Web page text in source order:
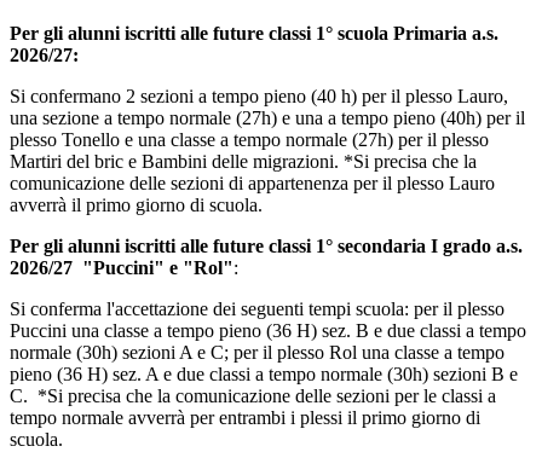
Per gli alunni iscritti alle future classi 1° scuola Primaria a.s.
2026/27:
Si confermano 2 sezioni a tempo pieno (40 h) per il plesso Lauro,
una sezione a tempo normale (27h) e una a tempo pieno (40h) per il
plesso Tonello e una classe a tempo normale (27h) per il plesso
Martiri del bric e Bambini delle migrazioni. *Si precisa che la
comunicazione delle sezioni di appartenenza per il plesso Lauro
avverrà il primo giorno di scuola.
Per gli alunni iscritti alle future classi 1° secondaria I grado a.s.
2026/27 "Puccini" e "Rol":
Si conferma l'accettazione dei seguenti tempi scuola: per il plesso
Puccini una classe a tempo pieno (36 H) sez. B e due classi a tempo
normale (30h) sezioni A e C; per il plesso Rol una classe a tempo
pieno (36 H) sez. A e due classi a tempo normale (30h) sezioni B e
C. *Si precisa che la comunicazione delle sezioni per le classi a
tempo normale avverrà per entrambi i plessi il primo giorno di
scuola.